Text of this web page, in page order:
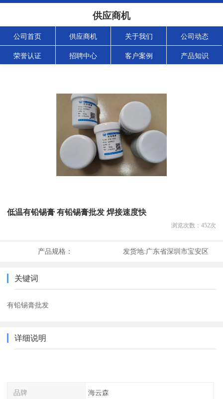
供应商机
公司首页 供应商机 关于我们 公司动态
荣誉认证 招聘中心 客户案例 产品知识
低温有铅锡膏 有铅锡膏批发 焊接速度快
浏览次数： 452次
产品规格： 发货地:广东省深圳市宝安区
关键词
有铅锡膏批发
详细说明
品牌 海云森